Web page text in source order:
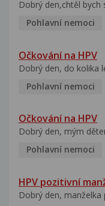
Dobrý den,chtěl bych
Pohlavní nemoci
Očkování na HPV
Dobrý den, do kolika
Pohlavní nemoci
Očkování na HPV
Dobrý den, mým
Pohlavní nemoci
HPV pozitivní
Dobrý den, manželka